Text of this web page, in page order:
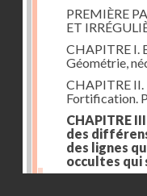
PREMIÈRE
ET
CHAPITRE I.
Géométrie,
CHAPITRE II.
Fortification.
CHAPITRE
des
des lignes
occultes qui
Des lignes &